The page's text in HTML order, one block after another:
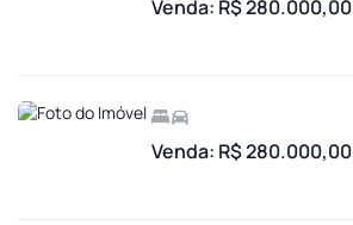
Venda: R$ 280.000,00
Venda: R$ 280.000,00